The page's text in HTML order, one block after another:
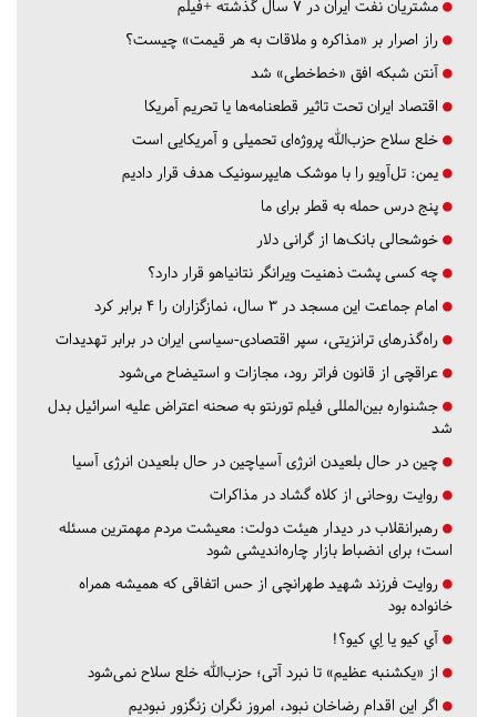
مشتریان نفت ایران در ۷ سال گذشته +فیلم
راز اصرار بر «مذاکره و ملاقات به هر قیمت» چیست؟
آنتن شبکه افق «خط‌خطی» شد
اقتصاد ایران تحت تاثیر قطعنامه‌ها یا تحریم‌ آمریکا
خلع سلاح حزب‌الله پروژه‌ای تحمیلی و آمریکایی است
یمن: تل‌آویو را با موشک هایپرسونیک هدف قرار دادیم
پنج درس‌ حمله به قطر برای ما
خوشحالی بانک‌ها از گرانی دلار
چه کسی پشت ذهنیت ویرانگر نتانیاهو قرار دارد؟
امام جماعت این مسجد در ۳ سال، نمازگزاران را ۴ برابر کرد
راه‌گذرهای ترانزیتی، سپر اقتصادی-سیاسی ایران در برابر تهدیدات
عراقچی از قانون فراتر رود، مجازات و استیضاح می‌شود
جشنواره بین‌المللی فیلم تورنتو به صحنه اعتراض علیه اسرائیل بدل
شد
چین در حال بلعیدن انرژی آسیاچین در حال بلعیدن انرژی آسیا
روایت روحانی از کلاه گشاد در مذاکرات
رهبرانقلاب در دیدار هیئت دولت: معیشت مردم مهمترین مسئله
است؛ برای انضباط بازار چاره‌اندیشی شود
روایت فرزند شهید طهرانچی از حس اتفاقی که همیشه همراه
خانواده بود
آي كيو يا اِي كيو؟!
از «یکشنبه عظیم» تا نبرد آتی؛ حزب‌الله خلع سلاح نمی‌شود
اگر این اقدام رضاخان نبود، امروز نگران زنگزور نبودیم